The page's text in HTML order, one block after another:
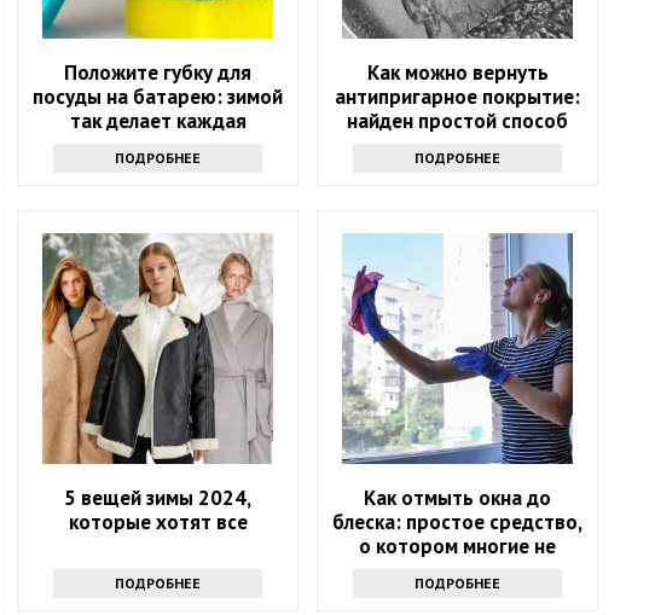
Положите губку для
посуды на батарею: зимой
так делает каждая
опытная хозяйка
ПОДРОБНЕЕ
Как можно вернуть
антипригарное покрытие:
найден простой способ
ПОДРОБНЕЕ
5 вещей зимы 2024,
которые хотят все
ПОДРОБНЕЕ
Как отмыть окна до
блеска: простое средство,
о котором многие не
ПОДРОБНЕЕ